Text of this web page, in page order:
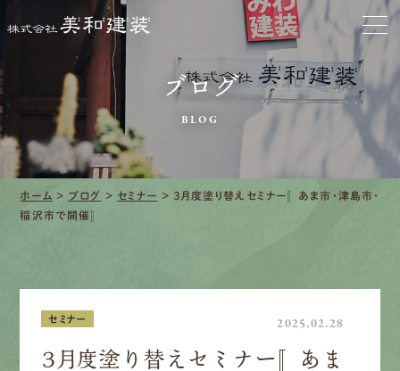
お家をきれいに
会社をきれいに
クリーニング
施工事例
口コミ・レビュー紹介
ブログ
BLOG
ホーム > ブログ > セミナー > ３月度塗り替えセミナー〚あま市・津島市・
稲沢市で開催〛
セミナー 2025.02.28
３月度塗り替えセミナー〚あま